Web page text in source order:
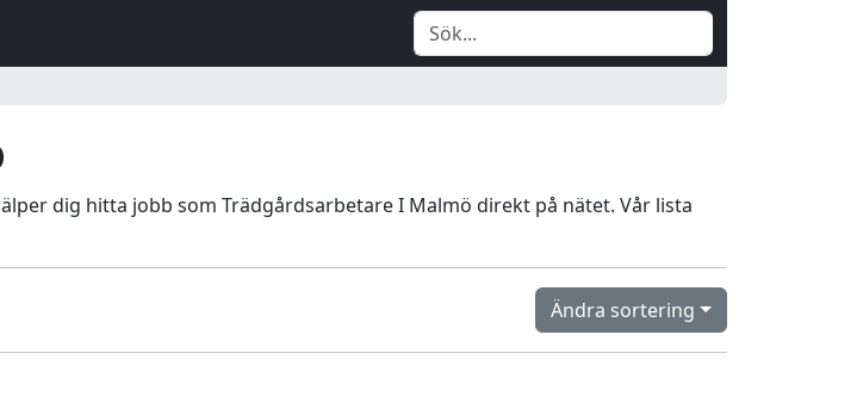
dig hitta jobb som Trädgårdsarbetare I Malmö direkt på nätet. Vår lista
Ändra sortering